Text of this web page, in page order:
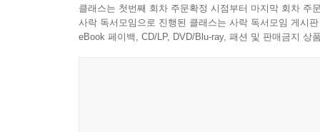
5장 색채와 재료의 활용
클래스는 첫번째 회차 주문확정 시점부터 마지막 회차 주
사락 독서모임으로 진행된 클래스는 사락 독서모임 게시
eBook 페이백, CD/LP, DVD/Blu-ray, 패션 및 판매금지 상